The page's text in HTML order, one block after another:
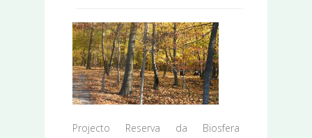
Projecto Reserva da Biosfera